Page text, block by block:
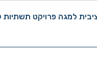
למגה פרויקט תשתיות